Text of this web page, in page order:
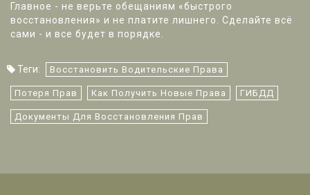
Главное - не верьте обещаниям «быстрого
восстановления» и не платите лишнего. Сделайте всё
сами - и все будет в порядке.
Теги: Восстановить Водительские Права
Потеря Прав Как Получить Новые Права ГИБДД
Документы Для Восстановления Прав